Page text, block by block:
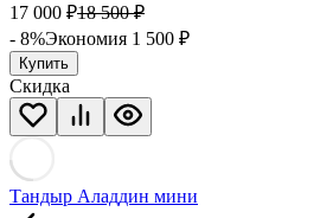
17 000 ₽18 500 ₽
- 8%Экономия 1 500 ₽
Купить
Скидка
Тандыр Аладдин мини